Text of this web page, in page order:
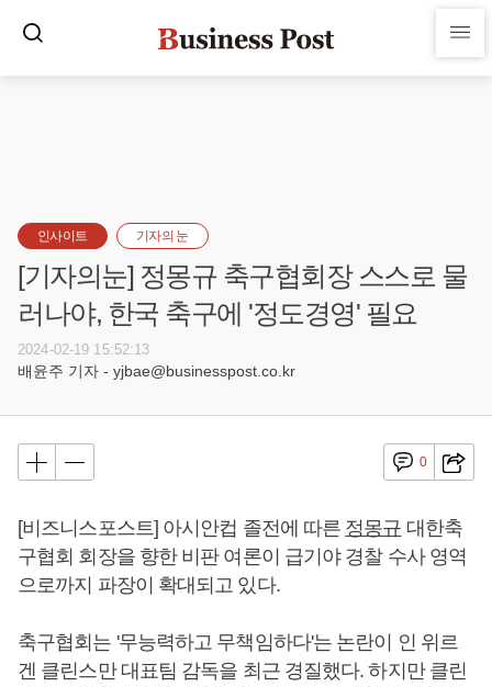
인사이트 기자의 눈
[기자의눈] 정몽규 축구협회장 스스로 물
러나야, 한국 축구에 '정도경영' 필요
2024-02-19 15:52:13
배윤주 기자 - yjbae@businesspost.co.kr
0
[비즈니스포스트] 아시안컵 졸전에 따른 정몽규 대한축
구협회 회장을 향한 비판 여론이 급기야 경찰 수사 영역
으로까지 파장이 확대되고 있다.
축구협회는 '무능력하고 무책임하다'는 논란이 인 위르
겐 클린스만 대표팀 감독을 최근 경질했다. 하지만 클린